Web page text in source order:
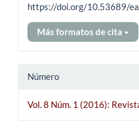
https://doi.org/10.53689/
Más formatos de cita
Número
Vol. 8 Núm. 1 (2016):